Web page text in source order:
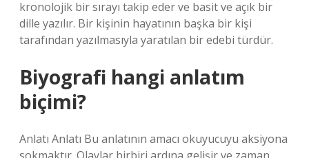
kronolojik bir sırayı takip eder ve basit ve açık bir
dille yazılır. Bir kişinin hayatının başka bir kişi
tarafından yazılmasıyla yaratılan bir edebi türdür.
Biyografi hangi anlatım
biçimi?
Anlatı Anlatı Bu anlatının amacı okuyucuyu aksiyona